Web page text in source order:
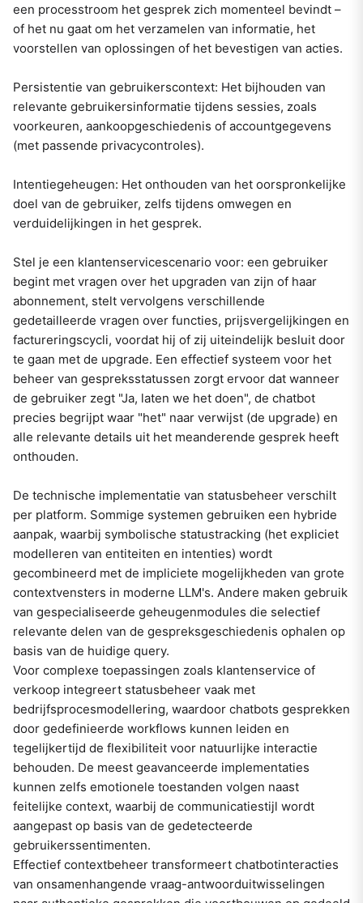
een processtroom het gesprek zich momenteel bevindt –
of het nu gaat om het verzamelen van informatie, het
voorstellen van oplossingen of het bevestigen van acties.
Persistentie van gebruikerscontext: Het bijhouden van
relevante gebruikersinformatie tijdens sessies, zoals
voorkeuren, aankoopgeschiedenis of accountgegevens
(met passende privacycontroles).
Intentiegeheugen: Het onthouden van het oorspronkelijke
doel van de gebruiker, zelfs tijdens omwegen en
verduidelijkingen in het gesprek.
Stel je een klantenservicescenario voor: een gebruiker
begint met vragen over het upgraden van zijn of haar
abonnement, stelt vervolgens verschillende
gedetailleerde vragen over functies, prijsvergelijkingen en
factureringscycli, voordat hij of zij uiteindelijk besluit door
te gaan met de upgrade. Een effectief systeem voor het
beheer van gespreksstatussen zorgt ervoor dat wanneer
de gebruiker zegt "Ja, laten we het doen", de chatbot
precies begrijpt waar "het" naar verwijst (de upgrade) en
alle relevante details uit het meanderende gesprek heeft
onthouden.
De technische implementatie van statusbeheer verschilt
per platform. Sommige systemen gebruiken een hybride
aanpak, waarbij symbolische statustracking (het expliciet
modelleren van entiteiten en intenties) wordt
gecombineerd met de impliciete mogelijkheden van grote
contextvensters in moderne LLM's. Andere maken gebruik
van gespecialiseerde geheugenmodules die selectief
relevante delen van de gespreksgeschiedenis ophalen op
basis van de huidige query.
Voor complexe toepassingen zoals klantenservice of
verkoop integreert statusbeheer vaak met
bedrijfsprocesmodellering, waardoor chatbots gesprekken
door gedefinieerde workflows kunnen leiden en
tegelijkertijd de flexibiliteit voor natuurlijke interactie
behouden. De meest geavanceerde implementaties
kunnen zelfs emotionele toestanden volgen naast
feitelijke context, waarbij de communicatiestijl wordt
aangepast op basis van de gedetecteerde
gebruikerssentimenten.
Effectief contextbeheer transformeert chatbotinteracties
van onsamenhangende vraag-antwoorduitwisselingen